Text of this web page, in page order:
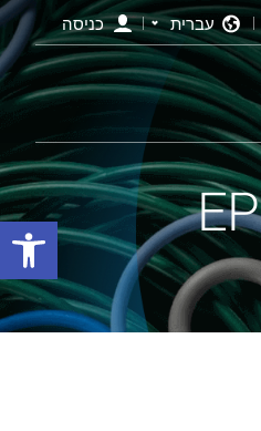
עברית כניסה
פתח